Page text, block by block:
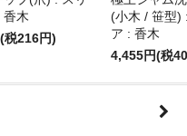
香木
税216円)
(小木 / 笹型)
ア : 香木
4,455円(税